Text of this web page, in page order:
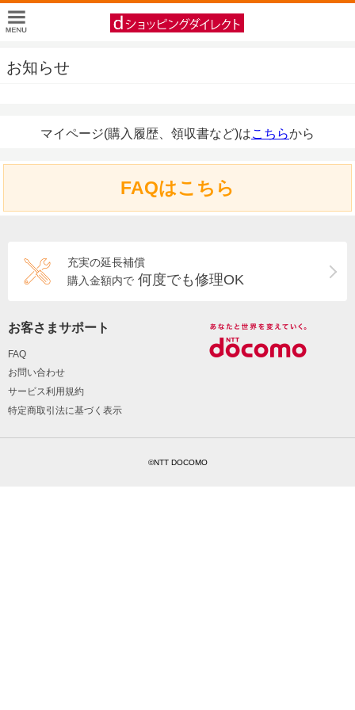
お知らせ
マイページ(購入履歴、領収書など)はこちらから
FAQはこちら
充実の延長補償
購入金額内で 何度でも修理OK
お客さまサポート
FAQ
お問い合わせ
サービス利用規約
特定商取引法に基づく表示
©NTT DOCOMO